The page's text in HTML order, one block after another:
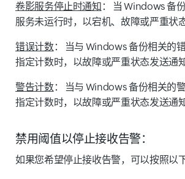
卷影服务停止时通知 ：
当 Windows 备
服务未运行时，以宕机、故障或严重状
错误计数：
当与 Windows 备份相关的
指定计数时，以故障或严重状态发送通知
警告计数：
当与 Windows 备份相关的
指定计数时，以故障或严重状态发送通知
禁用阈值以停止接收告警：
如果您希望停止接收告警，可以按照以